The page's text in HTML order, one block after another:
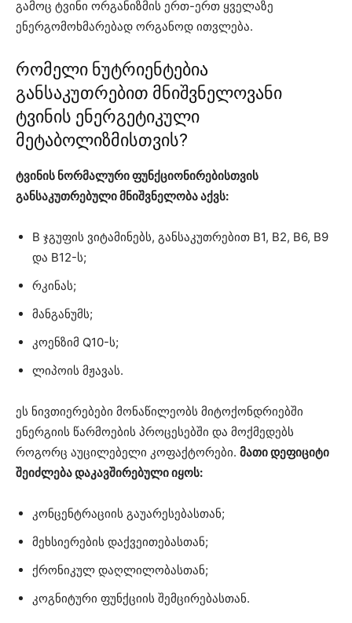
გამოც ტვინი ორგანიზმის ერთ-ერთ ყველაზე
ენერგომოხმარებად ორგანოდ ითვლება.
რომელი ნუტრიენტებია
განსაკუთრებით მნიშვნელოვანი
ტვინის ენერგეტიკული
მეტაბოლიზმისთვის?
ტვინის ნორმალური ფუნქციონირებისთვის
განსაკუთრებული მნიშვნელობა აქვს:
B ჯგუფის ვიტამინებს, განსაკუთრებით B1, B2, B6, B9
და B12-ს;
რკინას;
მანგანუმს;
კოენზიმ Q10-ს;
ლიპოის მჟავას.
ეს ნივთიერებები მონაწილეობს მიტოქონდრიებში
ენერგიის წარმოების პროცესებში და მოქმედებს
როგორც აუცილებელი კოფაქტორები. მათი დეფიციტი
შეიძლება დაკავშირებული იყოს:
კონცენტრაციის გაუარესებასთან;
მეხსიერების დაქვეითებასთან;
ქრონიკულ დაღლილობასთან;
კოგნიტური ფუნქციის შემცირებასთან.